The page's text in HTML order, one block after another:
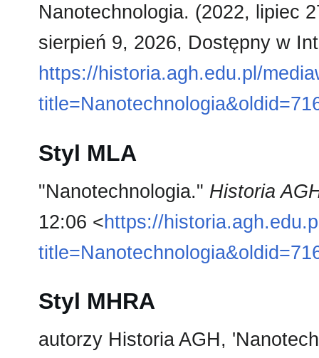
Nanotechnologia. (2022, lipiec
sierpień 9, 2026, Dostępny w
https://historia.agh.edu.pl/
Styl MLA
"Nanotechnologia." Historia
12:06 <https://
Styl MHRA
autorzy Historia AGH,